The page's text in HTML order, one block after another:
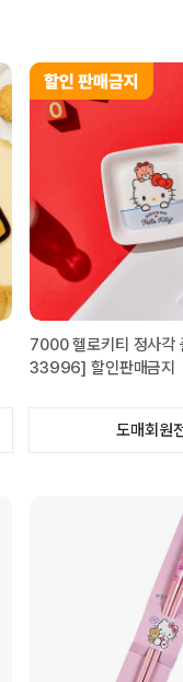
7000 헬로키티 정사각
33996] 할인판매금지
도매회원